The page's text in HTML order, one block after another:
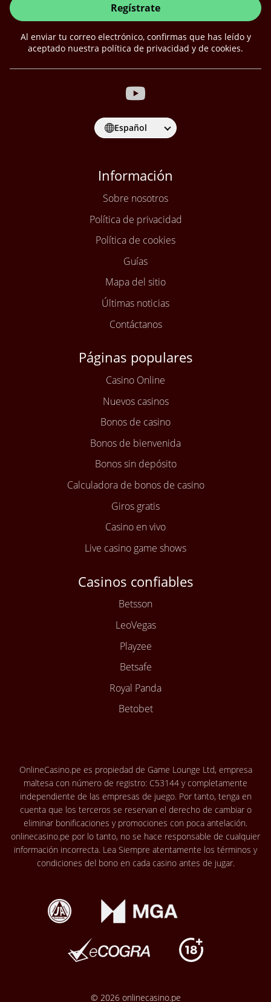
Regístrate
Al enviar tu correo electrónico, confirmas que has leído y
aceptado nuestra política de privacidad y de cookies.
Español
Información
Sobre nosotros
Política de privacidad
Política de cookies
Guías
Mapa del sitio
Últimas noticias
Contáctanos
Páginas populares
Casino Online
Nuevos casinos
Bonos de casino
Bonos de bienvenida
Bonos sin depósito
Calculadora de bonos de casino
Giros gratis
Casino en vivo
Live casino game shows
Casinos confiables
Betsson
LeoVegas
Playzee
Betsafe
Royal Panda
Betobet
OnlineCasino.pe es propiedad de Game Lounge Ltd, empresa
maltesa con número de registro: C53144 y completamente
independiente de las empresas de juego. Por tanto, tenga en
cuenta que los terceros se reservan el derecho de cambiar o
eliminar bonificaciones y promociones con poca antelación.
onlinecasino.pe por lo tanto, no se hace responsable de cualquier
información incorrecta. Lea Siempre atentamente los términos y
condiciones del bono en cada casino antes de jugar.
© 2026 onlinecasino.pe